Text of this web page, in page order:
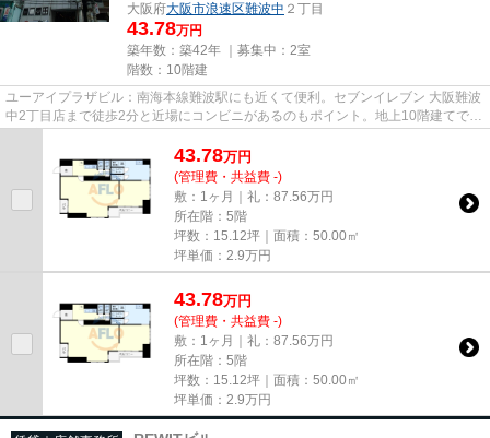
大阪府大阪市浪速区難波中 ２丁目
43.78万円
築年数：築42年 ｜募集中： 2室
階数：10階建
ユーアイプラザビル：南海本線難波駅にも近くて便利。セブンイレブン 大阪難波
中2丁目店まで徒歩2分と近場にコンビニがあるのもポイント。地上10階建てで景
色も良く、多数のお問い合わ...
43.78万円
(管理費・共益費 -)
敷：1ヶ月｜礼：87.56万円
所在階：5階
坪数：15.12坪｜面積：50.00㎡
坪単価： 2.9万円
43.78万円
(管理費・共益費 -)
敷：1ヶ月｜礼：87.56万円
所在階：5階
坪数：15.12坪｜面積：50.00㎡
坪単価： 2.9万円